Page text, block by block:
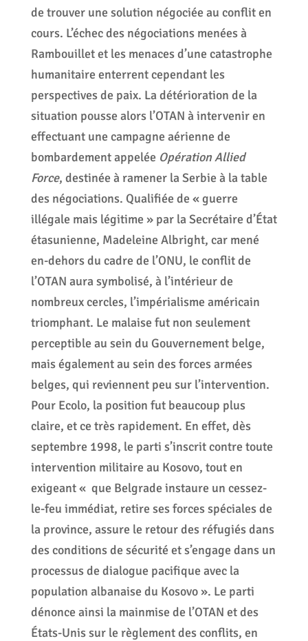
de trouver une solution négociée au conflit en
cours. L’échec des négociations menées à
Rambouillet et les menaces d’une catastrophe
humanitaire enterrent cependant les
perspectives de paix. La détérioration de la
situation pousse alors l’OTAN à intervenir en
effectuant une campagne aérienne de
bombardement appelée Opération Allied
Force, destinée à ramener la Serbie à la table
des négociations. Qualifiée de « guerre
illégale mais légitime » par la Secrétaire d’État
étasunienne, Madeleine Albright, car mené
en-dehors du cadre de l’ONU, le conflit de
l’OTAN aura symbolisé, à l’intérieur de
nombreux cercles, l’impérialisme américain
triomphant. Le malaise fut non seulement
perceptible au sein du Gouvernement belge,
mais également au sein des forces armées
belges, qui reviennent peu sur l’intervention.
Pour Ecolo, la position fut beaucoup plus
claire, et ce très rapidement. En effet, dès
septembre 1998, le parti s’inscrit contre toute
intervention militaire au Kosovo, tout en
exigeant « que Belgrade instaure un cessez-
le-feu immédiat, retire ses forces spéciales de
la province, assure le retour des réfugiés dans
des conditions de sécurité et s’engage dans un
processus de dialogue pacifique avec la
population albanaise du Kosovo ». Le parti
dénonce ainsi la mainmise de l’OTAN et des
États-Unis sur le règlement des conflits, en